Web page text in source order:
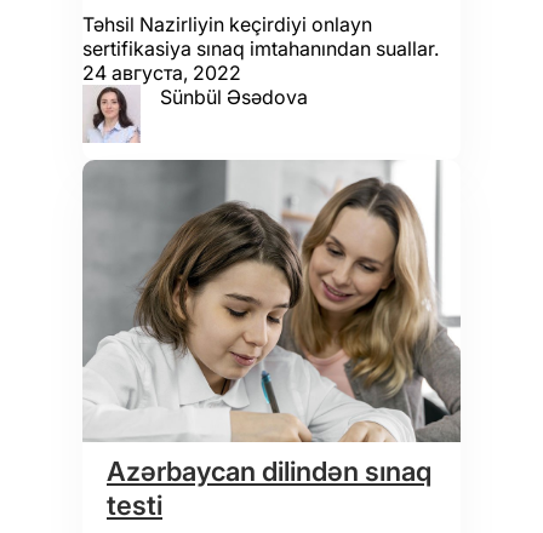
Təhsil Nazirliyin keçirdiyi onlayn
sertifikasiya sınaq imtahanından suallar.
24 августа, 2022
Sünbül Əsədova
Azərbaycan dilindən sınaq
testi